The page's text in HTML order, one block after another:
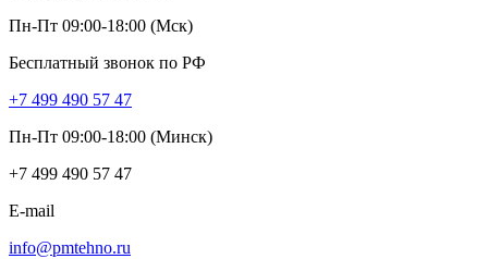
Пн-Пт 09:00-18:00 (Мск)
Бесплатный звонок по РФ
+7 499 490 57 47
Пн-Пт 09:00-18:00 (Минск)
+7 499 490 57 47
E-mail
info@pmtehno.ru